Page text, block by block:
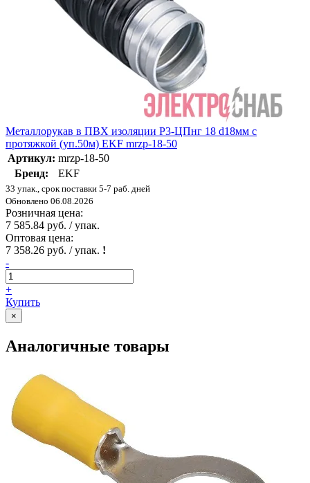
Металлорукав в ПВХ изоляции Р3-ЦПнг 18 d18мм с
протяжкой (уп.50м) EKF mrzp-18-50
Артикул: mrzp-18-50
Бренд:
EKF
33 упак., срок поставки 5-7 раб. дней
Обновлено 06.08.2026
Розничная цена:
7 585.84 руб. / упак.
Оптовая цена:
7 358.26 руб. / упак. !
-
+
Купить
×
Аналогичные товары